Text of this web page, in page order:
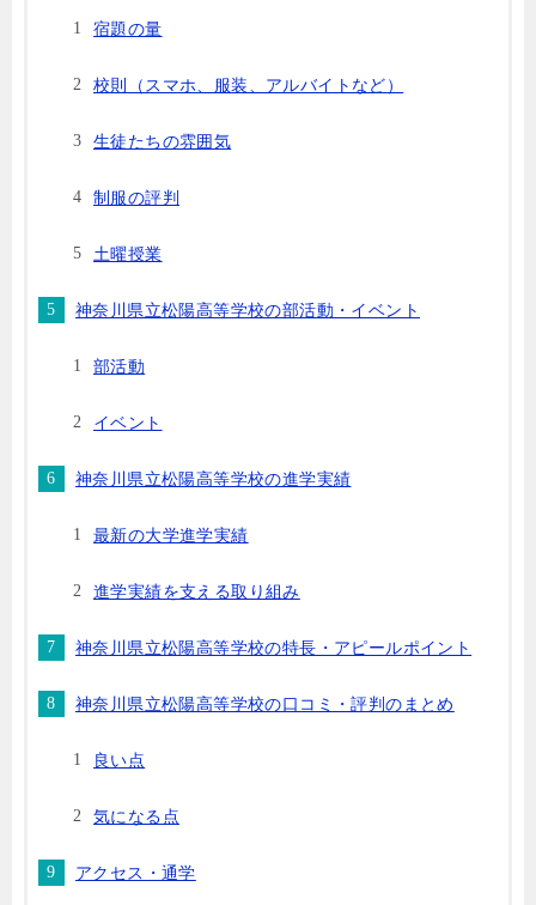
宿題の量
校則（スマホ、服装、アルバイトなど）
生徒たちの雰囲気
制服の評判
土曜授業
神奈川県立松陽高等学校の部活動・イベント
部活動
イベント
神奈川県立松陽高等学校の進学実績
最新の大学進学実績
進学実績を支える取り組み
神奈川県立松陽高等学校の特長・アピールポイント
神奈川県立松陽高等学校の口コミ・評判のまとめ
良い点
気になる点
アクセス・通学